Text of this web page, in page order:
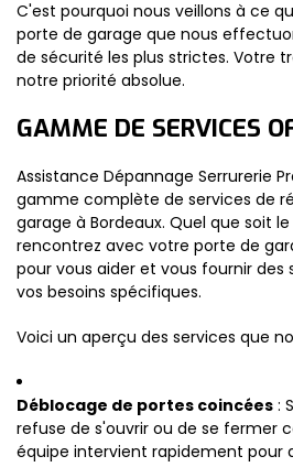
C'est pourquoi nous veillons à ce
porte de garage que nous
de sécurité les plus strictes. Votre
notre priorité absolue.
GAMME DE SERVICES
Assistance Dépannage Serrurerie
gamme complète de services de
garage à Bordeaux. Quel que soit
rencontrez avec votre porte de
pour vous aider et vous fournir des
vos besoins spécifiques.
Voici un aperçu des services que
Déblocage de portes coincées :
refuse de s'ouvrir ou de se fermer
équipe intervient rapidement pour